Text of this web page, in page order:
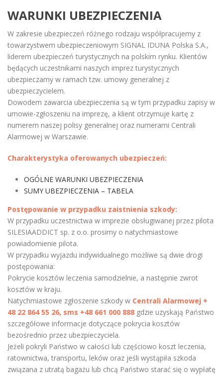
WARUNKI UBEZPIECZENIA
W zakresie ubezpieczeń różnego rodzaju współpracujemy z
towarzystwem ubezpieczeniowym SIGNAL IDUNA Polska S.A.,
liderem ubezpieczeń turystycznych na polskim rynku. Klientów
będących uczestnikami naszych imprez turystycznych
ubezpieczamy w ramach tzw. umowy generalnej z
ubezpieczycielem.
Dowodem zawarcia ubezpieczenia są w tym przypadku zapisy w
umowie-zgłoszeniu na imprezę, a klient otrzymuje kartę z
numerem naszej polisy generalnej oraz numerami Centrali
Alarmowej w Warszawie.
Charakterystyka oferowanych ubezpieczeń:
OGÓLNE WARUNKI UBEZPIECZENIA
SUMY UBEZPIECZENIA – TABELA
Postępowanie w przypadku zaistnienia szkody:
W przypadku uczestnictwa w imprezie obsługiwanej przez pilota
SILESIAADDICT sp. z o.o. prosimy o natychmiastowe
powiadomienie pilota.
W przypadku wyjazdu indywidualnego możliwe są dwie drogi
postępowania:
Pokrycie kosztów leczenia samodzielnie, a następnie zwrot
kosztów w kraju.
Natychmiastowe zgłoszenie szkody w Centrali Alarmowej +
48 22 864 55 26, sms +48 661 000 888 gdzie uzyskają Państwo
szczegółowe informacje dotyczące pokrycia kosztów
bezośrednio przez ubezpieczyciela.
Jeżeli pokryli Państwo w całości lub częściowo koszt leczenia,
ratownictwa, transportu, leków oraz jeśli wystąpiła szkoda
związana z utratą bagażu lub chcą Państwo starać się o wypłatę